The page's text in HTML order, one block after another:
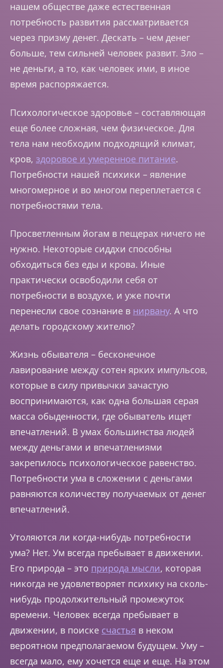
нашем обществе даже естественная
потребность развития рассматривается
через призму денег. Дескать – чем денег
больше, тем сильней человек развит. Зло –
не деньги, а то, как человек ими, в иное
время распоряжается.
Психологическое здоровье – составляющая
еще более сложная, чем физическое. Для
тела нам необходим подходящий климат,
кров, здоровое и умеренное питание.
Потребности нашей психики – явление
многомерное и во многом переплетается с
потребностями тела.
Просветленным йогам в пещерах ничего не
нужно. Некоторые сиддхи способны
обходиться без еды и крова. Иные
практически освободили себя от
потребности в воздухе, и уже почти
перенесли свое сознание в нирвану. А что
делать городскому жителю?
Жизнь обывателя – бесконечное
лавирование между сотен ярких импульсов,
которые в силу привычки зачастую
воспринимаются, как одна большая серая
масса обыденности, где обыватель ищет
впечатлений. В умах большинства людей
между деньгами и впечатлениями
закрепилось психологическое равенство.
Потребности ума в сложении с деньгами
равняются количеству получаемых от денег
впечатлений.
Утоляются ли когда-нибудь потребности
ума? Нет. Ум всегда пребывает в движении.
Его природа – это природа мысли, которая
никогда не удовлетворяет психику на сколь-
нибудь продолжительный промежуток
времени. Человек всегда пребывает в
движении, в поиске счастья в неком
вероятном предполагаемом будущем. Уму –
всегда мало, ему хочется еще и еще. На этом